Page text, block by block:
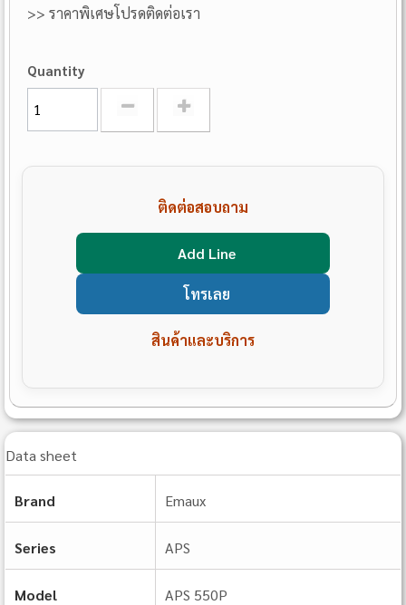
>> ราคาพิเศษโปรดติดต่อเรา
Quantity
ติดต่อสอบถาม
Add Line
โทรเลย
สินค้าและบริการ
Data sheet
Brand Emaux
Series APS
Model APS 550P